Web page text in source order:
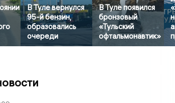
В Туле вернулся
95-й бензин,
образовались
очереди
В Туле появился
бронзовый
«Тульский
офтальмонавтик»